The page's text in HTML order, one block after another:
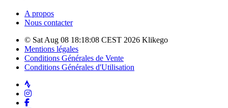
A propos
Nous contacter
© Sat Aug 08 18:18:08 CEST 2026 Klikego
Mentions légales
Conditions Générales de Vente
Conditions Générales d'Utilisation
Strava
Instagram
Facebook